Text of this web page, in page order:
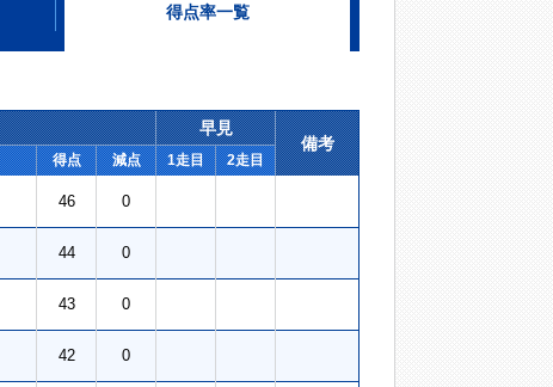
得点率一覧
早見
備考
得点 減点 1走目 2走目
46 0
44 0
43 0
42 0